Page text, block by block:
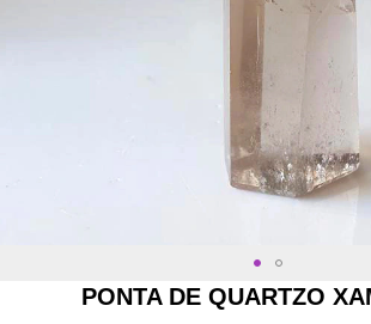
PONTA DE QUARTZO